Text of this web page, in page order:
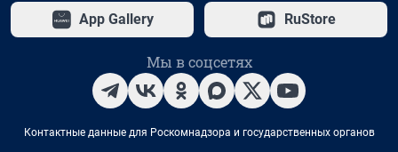
App Gallery RuStore
Мы в соцсетях
Контактные данные для Роскомнадзора и государственных органов